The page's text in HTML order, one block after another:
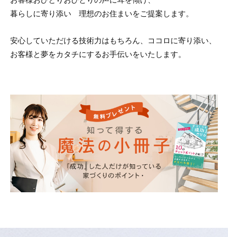
暮らしに寄り添い 理想のお住まいをご提案します。
安心していただける技術力はもちろん、ココロに寄り添い、
お客様と夢をカタチにするお手伝いをいたします。